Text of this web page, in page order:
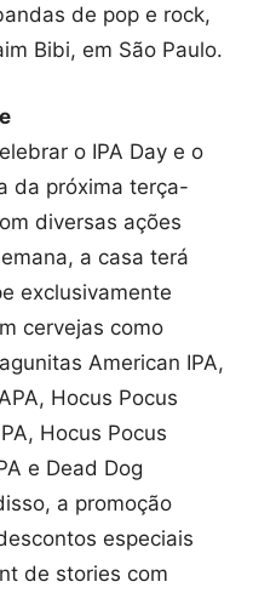
de pop e rock,
Bibi, em São Paulo.
o IPA Day e o
da próxima terça-
diversas ações
a casa terá
exclusivamente
cervejas como
American IPA,
Hocus Pocus
Hocus Pocus
e Dead Dog
a promoção
especiais
de stories com